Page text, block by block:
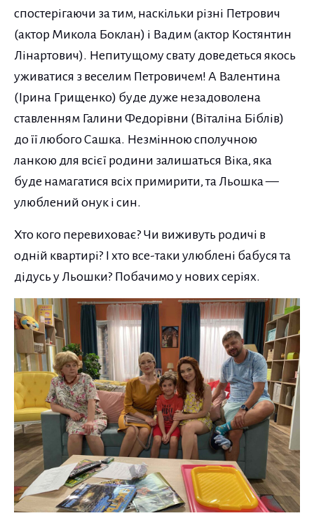
спостерігаючи за тим, наскільки різні Петрович
(актор Микола Боклан) і Вадим (актор Костянтин
Лінартович). Непитущому свату доведеться якось
уживатися з веселим Петровичем! А Валентина
(Ірина Грищенко) буде дуже незадоволена
ставленням Галини Федорівни (Віталіна Біблів)
до її любого Сашка. Незмінною сполучною
ланкою для всієї родини залишаться Віка, яка
буде намагатися всіх примирити, та Льошка —
улюблений онук і син.
Хто кого перевиховає? Чи виживуть родичі в
одній квартирі? І хто все-таки улюблені бабуся та
дідусь у Льошки? Побачимо у нових серіях.